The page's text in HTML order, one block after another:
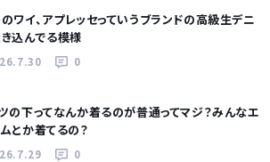
ワイ、アプレッセっていうブランドの高級生デニ
込んでる模様
0
の下ってなんか着るのが普通ってマジ？みんなエ
とか着てるの？
0